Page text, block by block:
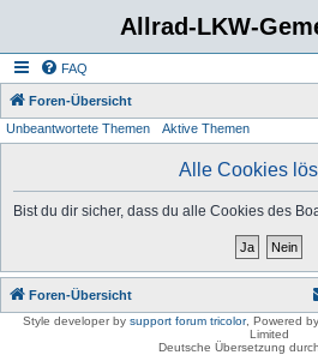
Allrad-LKW-
FAQ
Foren-Übersicht
Unbeantwortete Themen Aktive Themen
Alle Cookies
Bist du dir sicher, dass du alle Cookies des
Foren-Übersicht
Style developer by support forum tricolor, Powered by
Limited
Deutsche Übersetzung durch